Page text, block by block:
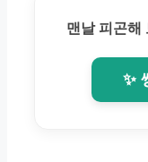
맨날 피곤해
✨